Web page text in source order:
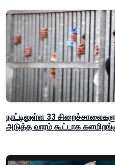
நாட்டிலுள்ள 33
அடுத்த வாரம் கூட்டாக